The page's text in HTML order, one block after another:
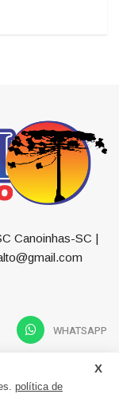
Canoinhas-SC |
WHATSAPP
política de